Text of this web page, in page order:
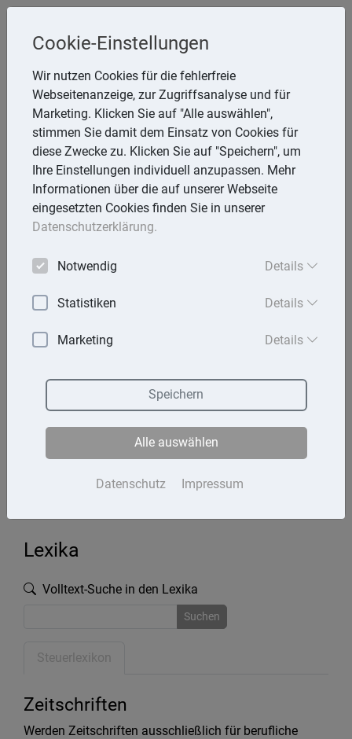
Steuerberaterin
Angela Reining
Aßmannstr. 64, 12587 Berlin
Telefon: 30 577970 -40
E-Mail:reining@steuerberaterinreining.de
Startseite
Kontakt
Datenschutz
Lexika
Volltext-Suche in den Lexika
Suchen
Steuerlexikon
Zeitschriften
Werden Zeitschriften ausschließlich für berufliche
Cookie-Einstellungen
Wir nutzen Cookies für die fehlerfreie
Webseitenanzeige, zur Zugriffsanalyse und für
Marketing. Klicken Sie auf "Alle auswählen",
stimmen Sie damit dem Einsatz von Cookies für
diese Zwecke zu. Klicken Sie auf "Speichern", um
Ihre Einstellungen individuell anzupassen. Mehr
Informationen über die auf unserer Webseite
eingesetzten Cookies finden Sie in unserer
Datenschutzerklärung.
Notwendig Details
Statistiken Details
Marketing Details
Datenschutz Impressum
Speichern
Alle auswählen